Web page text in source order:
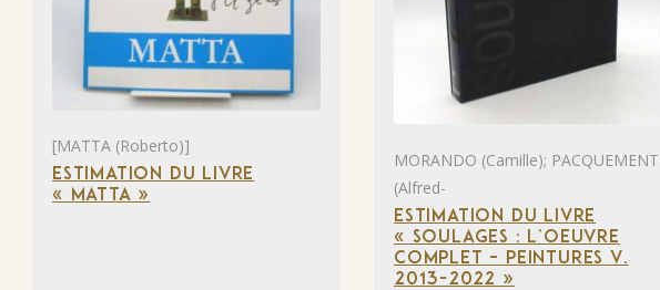
[MATTA (Roberto)]
ESTIMATION DU LIVRE
« MATTA »
MORANDO (Camille); PACQUEMENT
(Alfred-
ESTIMATION DU LIVRE
« SOULAGES : L’OEUVRE
COMPLET – PEINTURES V.
2013-2022 »